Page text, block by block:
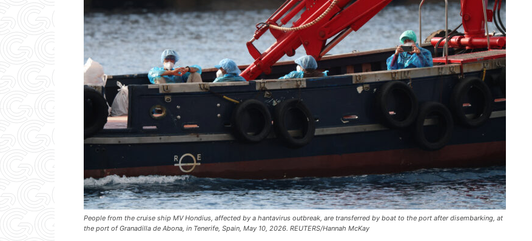
People from the cruise ship MV Hondius, affected by a hantavirus outbreak, are transferred by boat to the port after disembarking, at
the port of Granadilla de Abona, in Tenerife, Spain, May 10, 2026. REUTERS/Hannah McKay